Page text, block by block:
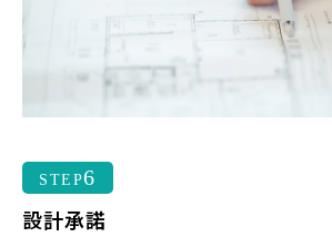
STEP6
設計承諾